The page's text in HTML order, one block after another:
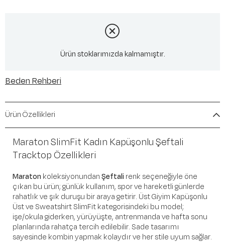
Ürün stoklarımızda kalmamıştır.
Beden Rehberi
Ürün Özellikleri
Maraton SlimFit Kadın Kapüşonlu Şeftali
Tracktop Özellikleri
Maraton koleksiyonundanŞeftalirenk seçeneğiyle öne
çıkan bu ürün; günlük kullanım, spor ve hareketli günlerde
rahatlık ve şık duruşu bir araya getirir. Üst Giyim Kapüşonlu
Üst ve Sweatshirt SlimFit kategorisindeki bu model;
işe/okula giderken, yürüyüşte, antrenmanda ve hafta sonu
planlarında rahatça tercih edilebilir. Sade tasarımı
sayesinde kombin yapmak kolaydır ve her stile uyum sağlar.